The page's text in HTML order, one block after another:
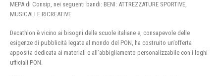
MEPA di Consip, nei seguenti bandi: BENI: ATTREZZATURE SPORTIVE,
MUSICALI E RICREATIVE
Decathlon è vicino ai bisogni delle scuole italiane e, consapevole delle
esigenze di pubblicità legate al mondo del PON, ha costruito un’offerta
apposita dedicata ai materiali e all’abbigliamento personalizzabile con i loghi
ufficiali PON.